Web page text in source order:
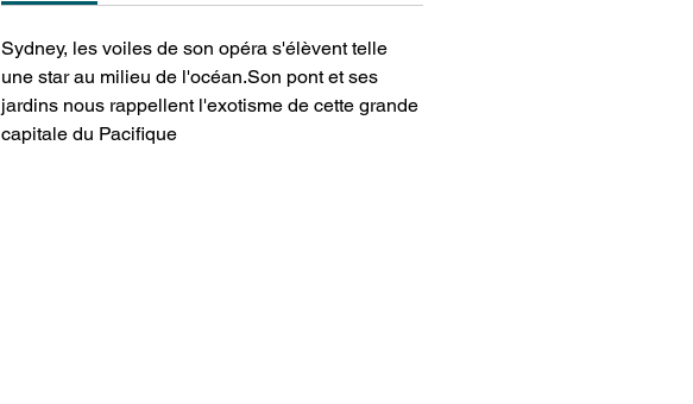
Sydney, les voiles de son opéra s'élèvent telle
une star au milieu de l'océan.Son pont et ses
jardins nous rappellent l'exotisme de cette grande
capitale du Pacifique